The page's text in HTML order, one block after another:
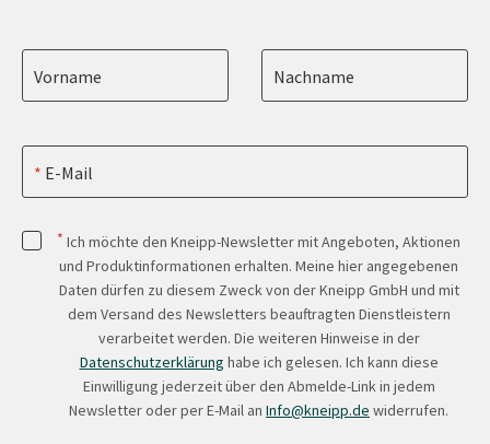
Vorname Nachname
E-Mail
* Ich möchte den Kneipp-Newsletter mit Angeboten, Aktionen
und Produktinformationen erhalten. Meine hier angegebenen
Daten dürfen zu diesem Zweck von der Kneipp GmbH und mit
dem Versand des Newsletters beauftragten Dienstleistern
verarbeitet werden. Die weiteren Hinweise in der
Datenschutzerklärung habe ich gelesen. Ich kann diese
Einwilligung jederzeit über den Abmelde-Link in jedem
Newsletter oder per E-Mail an Info@kneipp.de widerrufen.